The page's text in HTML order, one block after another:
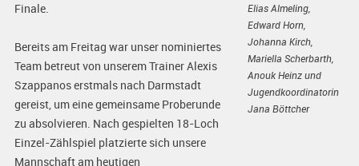
Finale.
Bereits am Freitag war unser nominiertes
Team betreut von unserem Trainer Alexis
Szappanos erstmals nach Darmstadt
gereist, um eine gemeinsame Proberunde
zu absolvieren. Nach gespielten 18-Loch
Einzel-Zählspiel platzierte sich unsere
Mannschaft am heutigen
Elias Almeling,
Edward Horn,
Johanna Kirch,
Mariella Scherbarth,
Anouk Heinz und
Jugendkoordinatorin
Jana Böttcher